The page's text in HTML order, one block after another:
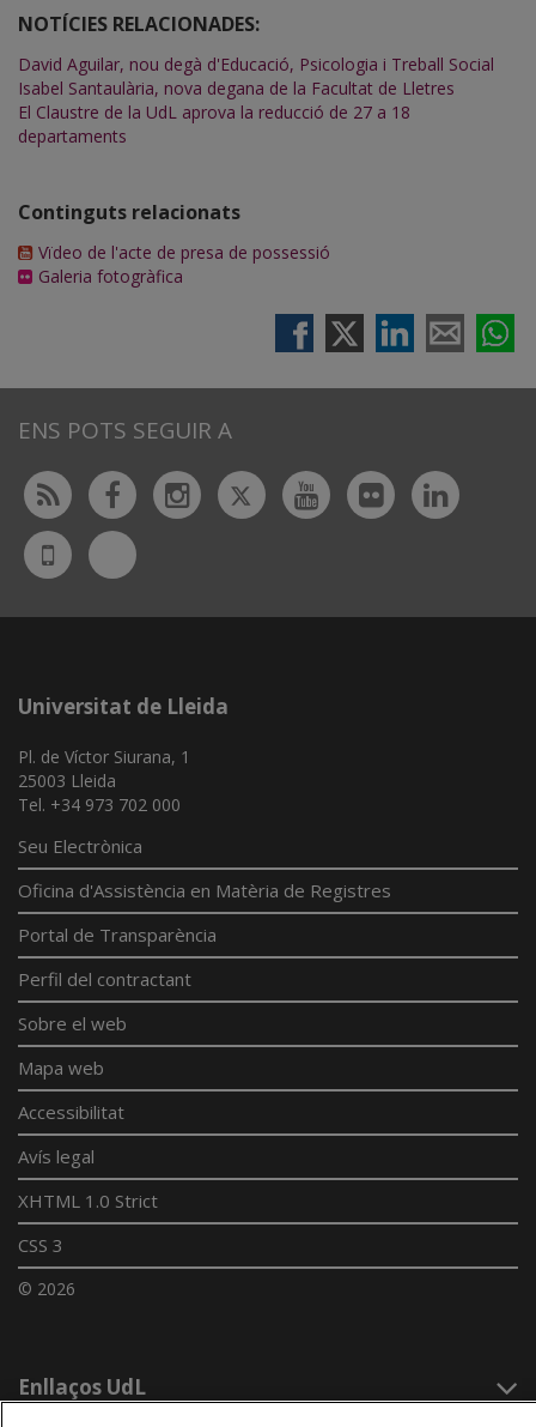
NOTÍCIES RELACIONADES:
David Aguilar, nou degà d'Educació, Psicologia i Treball Social
Isabel Santaulària, nova degana de la Facultat de Lletres
El Claustre de la UdL aprova la reducció de 27 a 18
departaments
Continguts relacionats
Vïdeo de l'acte de presa de possessió
Galeria fotogràfica
ENS POTS SEGUIR A
Rss FacebookInstagram
TwitterYoutubeFlickr
UdL
App
Bluesky
Universitat de Lleida
Pl. de Víctor Siurana, 1
25003 Lleida
Tel. +34 973 702 000
Seu Electrònica
Oficina d'Assistència en Matèria de Registres
Portal de Transparència
Perfil del contractant
Sobre el web
Mapa web
Accessibilitat
Avís legal
XHTML 1.0 Strict
CSS 3
© 2026
Enllaços UdL